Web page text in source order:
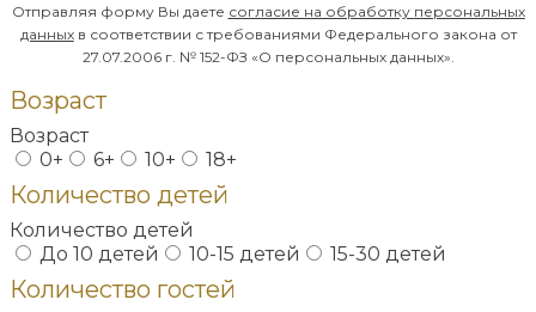
Отправляя форму Вы даете согласие на обработку персональных
данныхв соответствии с требованиями Федерального закона от
27.07.2006 г. № 152-ФЗ «О персональных данных».
Возраст
Возраст
0+
6+ 10+ 18+
Количество детей
Количество детей
До 10 детей
10-15 детей 15-30 детей
Количество гостей